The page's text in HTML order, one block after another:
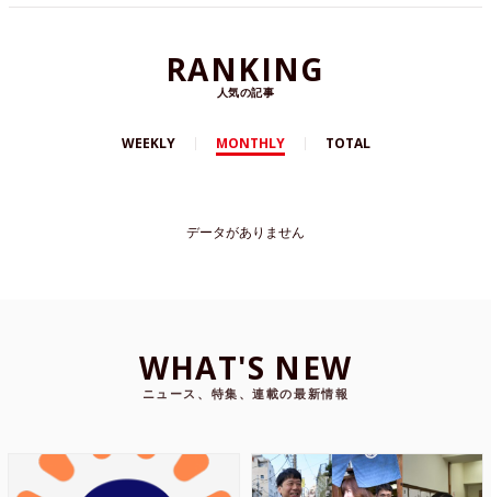
RANKING
人気の記事
WEEKLY MONTHLY TOTAL
データがありません
WHAT'S NEW
ニュース、特集、連載の最新情報